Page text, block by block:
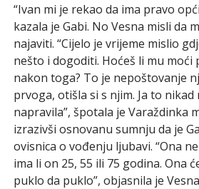
“Ivan mi je rekao da ima pravo
kazala je Gabi. No Vesna misli da
najaviti. “Cijelo je vrijeme mislio
nešto i dogoditi. Hoćeš li mu moći
nakon toga? To je nepoštovanje
prvoga, otišla si s njim. Ja to nikad
napravila”, špotala je Varaždinka
izrazivši osnovanu sumnju da je
ovisnica o vođenju ljubavi. “Ona
ima li on 25, 55 ili 75 godina. Ona
puklo da puklo”, objasnila je